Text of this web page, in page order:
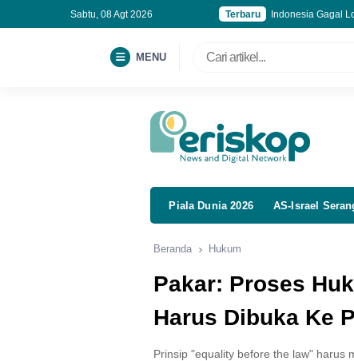
Sabtu, 08 Agt 2026 Terbaru
Indonesia Gagal
Kebakaran
MENU
Piala Dunia 2026 AS-Israel
Beranda Hukum
Pakar: Proses
Harus Dibuka Ke
Prinsip "equality before the law" harus